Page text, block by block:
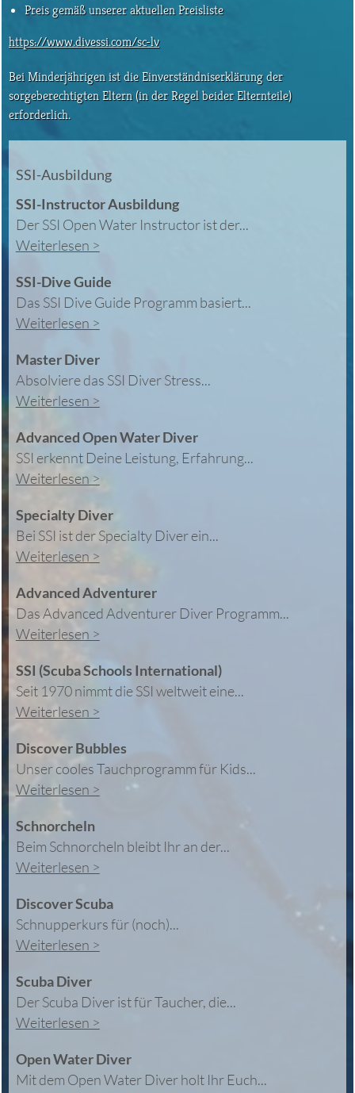
SSI-Ausbildung
SSI-Instructor Ausbildung
Der SSI Open Water Instructor ist der...
Weiterlesen >
SSI-Dive Guide
Das SSI Dive Guide Programm basiert...
Weiterlesen >
Master Diver
Absolviere das SSI Diver Stress...
Weiterlesen >
Advanced Open Water Diver
SSI erkennt Deine Leistung, Erfahrung...
Weiterlesen >
Specialty Diver
Bei SSI ist der Specialty Diver ein...
Weiterlesen >
Advanced Adventurer
Das Advanced Adventurer Diver Programm...
Weiterlesen >
SSI (Scuba Schools International)
Seit 1970 nimmt die SSI weltweit eine...
Weiterlesen >
Discover Bubbles
Unser cooles Tauchprogramm für Kids...
Weiterlesen >
Schnorcheln
Beim Schnorcheln bleibt Ihr an der...
Weiterlesen >
Discover Scuba
Schnupperkurs für (noch)...
Weiterlesen >
Scuba Diver
Der Scuba Diver ist für Taucher, die...
Weiterlesen >
Open Water Diver
Mit dem Open Water Diver holt Ihr Euch...
Preis gemäß unserer aktuellen Preisliste
https://www.divessi.com/sc-lv
Bei Minderjährigen ist die Einverständniserklärung der
sorgeberechtigten Eltern (in der Regel beider Elternteile)
erforderlich.